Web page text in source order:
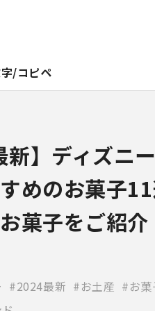
/コピペ
新】ディズニ
めのお菓子
菓子をご紹介
2024最新 お土産 お